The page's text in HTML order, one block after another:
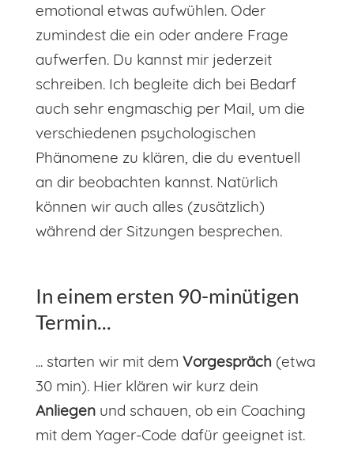
emotional etwas aufwühlen. Oder
zumindest die ein oder andere Frage
aufwerfen. Du kannst mir jederzeit
schreiben. Ich begleite dich bei Bedarf
auch sehr engmaschig per Mail, um die
verschiedenen psychologischen
Phänomene zu klären, die du eventuell
an dir beobachten kannst. Natürlich
können wir auch alles (zusätzlich)
während der Sitzungen besprechen.
In einem ersten 90-minütigen
Termin...
... starten wir mit demVorgespräch (etwa
30 min). Hier klären wir kurz dein
Anliegen und schauen, ob ein Coaching
mit dem Yager-Code dafür geeignet ist.